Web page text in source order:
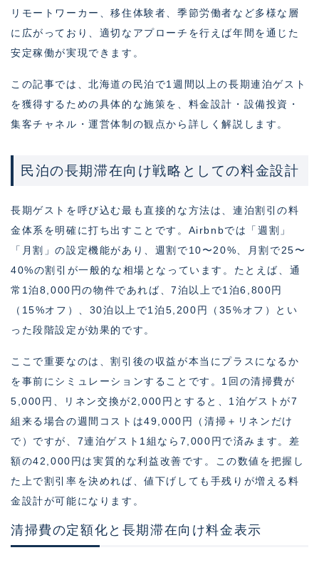
リモートワーカー、移住体験者、季節労働者など多様な層
に広がっており、適切なアプローチを行えば年間を通じた
安定稼働が実現できます。
この記事では、北海道の民泊で1週間以上の長期連泊ゲスト
を獲得するための具体的な施策を、料金設計・設備投資・
集客チャネル・運営体制の観点から詳しく解説します。
民泊の長期滞在向け戦略としての料金設計
長期ゲストを呼び込む最も直接的な方法は、連泊割引の料
金体系を明確に打ち出すことです。Airbnbでは「週割」
「月割」の設定機能があり、週割で10〜20%、月割で25〜
40%の割引が一般的な相場となっています。たとえば、通
常1泊8,000円の物件であれば、7泊以上で1泊6,800円
（15%オフ）、30泊以上で1泊5,200円（35%オフ）とい
った段階設定が効果的です。
ここで重要なのは、割引後の収益が本当にプラスになるか
を事前にシミュレーションすることです。1回の清掃費が
5,000円、リネン交換が2,000円とすると、1泊ゲストが7
組来る場合の週間コストは49,000円（清掃＋リネンだけ
で）ですが、7連泊ゲスト1組なら7,000円で済みます。差
額の42,000円は実質的な利益改善です。この数値を把握し
た上で割引率を決めれば、値下げしても手残りが増える料
金設計が可能になります。
清掃費の定額化と長期滞在向け料金表示